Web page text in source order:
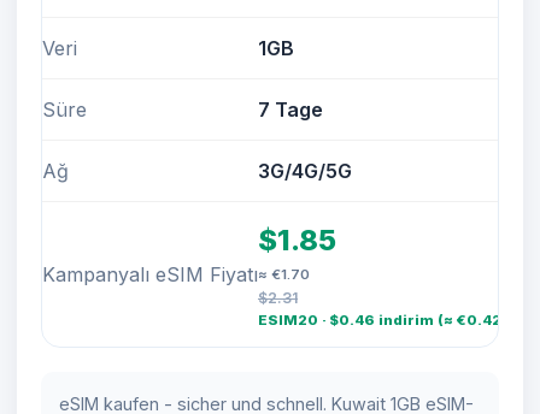
Veri 1GB
Süre 7 Tage
Ağ 3G/4G/5G
Kampanyalı eSIM Fiyatı
$1.85
≈ €1.70
$2.31
ESIM20 · $0.46 indirim (≈ €0.42)
eSIM kaufen - sicher und schnell. Kuwait 1GB eSIM-